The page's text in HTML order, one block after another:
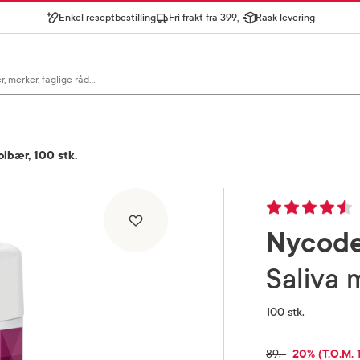
Enkel reseptbestilling Fri frakt fra 399,- Rask levering
100 stk.
100 stk.
FULLPRIS
89,- 20% (T.O.M.